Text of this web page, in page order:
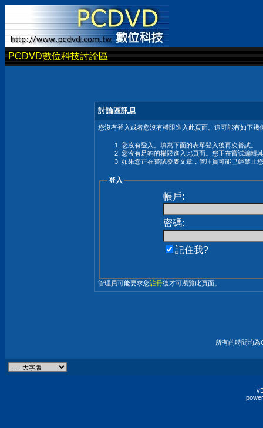
PCDVD數位科技討論區
討論區訊息
您沒有登入或者您沒有權限進入此頁面。這可能有如下幾
您沒有登入。填寫下面的表單登入後再次嘗試。
您沒有足夠的權限進入此頁面。您正在嘗試編輯
如果您正在嘗試發表文章，管理員可能已經禁止
登入
帳戶:
密碼:
記住我?
管理員可能要求您註冊後才可瀏覽此頁面。
所有的時間均為